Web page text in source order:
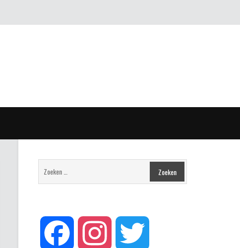
Facebook Instagram